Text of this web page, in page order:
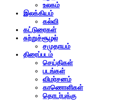
உலகம்
இலக்கியம்
கல்வி
கட்டுரைகள்
சுற்றுச்சூழல்
சமுதாயம்
திரைப்படம்
செய்திகள்
படங்கள்
விமர்சனம்
காணொளிகள்
தொடர்புக்கு